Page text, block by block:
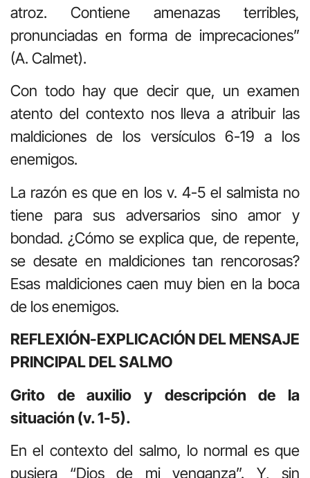
atroz. Contiene amenazas terribles,
pronunciadas en forma de imprecaciones”
(A. Calmet).
Con todo hay que decir que, un examen
atento del contexto nos lleva a atribuir las
maldiciones de los versículos 6-19 a los
enemigos.
La razón es que en los v. 4-5 el salmista no
tiene para sus adversarios sino amor y
bondad. ¿Cómo se explica que, de repente,
se desate en maldiciones tan rencorosas?
Esas maldiciones caen muy bien en la boca
de los enemigos.
REFLEXIÓN-EXPLICACIÓN DEL MENSAJE
PRINCIPAL DEL SALMO
Grito de auxilio y descripción de la
situación (v. 1-5).
En el contexto del salmo, lo normal es que
pusiera “Dios de mi venganza”. Y, sin